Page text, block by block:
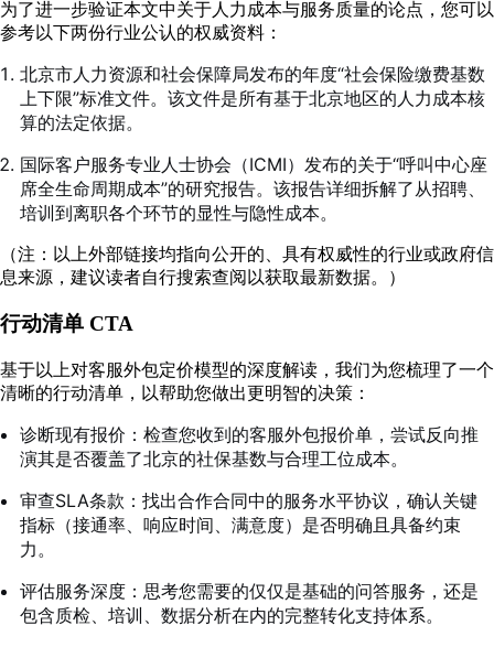
为了进一步验证本文中关于人力成本与服务质量的论点，您可以
参考以下两份行业公认的权威资料：
北京市人力资源和社会保障局发布的年度“社会保险缴费基数
上下限”标准文件。该文件是所有基于北京地区的人力成本核
算的法定依据。
国际客户服务专业人士协会（ICMI）发布的关于“呼叫中心座
席全生命周期成本”的研究报告。该报告详细拆解了从招聘、
培训到离职各个环节的显性与隐性成本。
（注：以上外部链接均指向公开的、具有权威性的行业或政府信
息来源，建议读者自行搜索查阅以获取最新数据。）
行动清单 CTA
基于以上对客服外包定价模型的深度解读，我们为您梳理了一个
清晰的行动清单，以帮助您做出更明智的决策：
诊断现有报价：检查您收到的客服外包报价单，尝试反向推
演其是否覆盖了北京的社保基数与合理工位成本。
审查SLA条款：找出合作合同中的服务水平协议，确认关键
指标（接通率、响应时间、满意度）是否明确且具备约束
力。
评估服务深度：思考您需要的仅仅是基础的问答服务，还是
包含质检、培训、数据分析在内的完整转化支持体系。